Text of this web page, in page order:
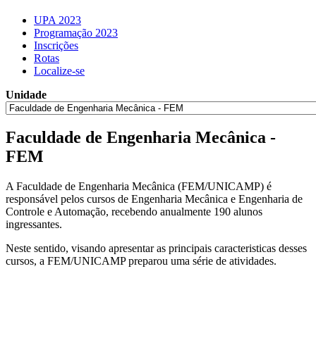
UPA 2023
Programação 2023
Inscrições
Rotas
Localize-se
Unidade
Faculdade de Engenharia Mecânica -
FEM
A Faculdade de Engenharia Mecânica (FEM/UNICAMP) é
responsável pelos cursos de Engenharia Mecânica e Engenharia de
Controle e Automação, recebendo anualmente 190 alunos
ingressantes.
Neste sentido, visando apresentar as principais caracteristicas desses
cursos, a FEM/UNICAMP preparou uma série de atividades.